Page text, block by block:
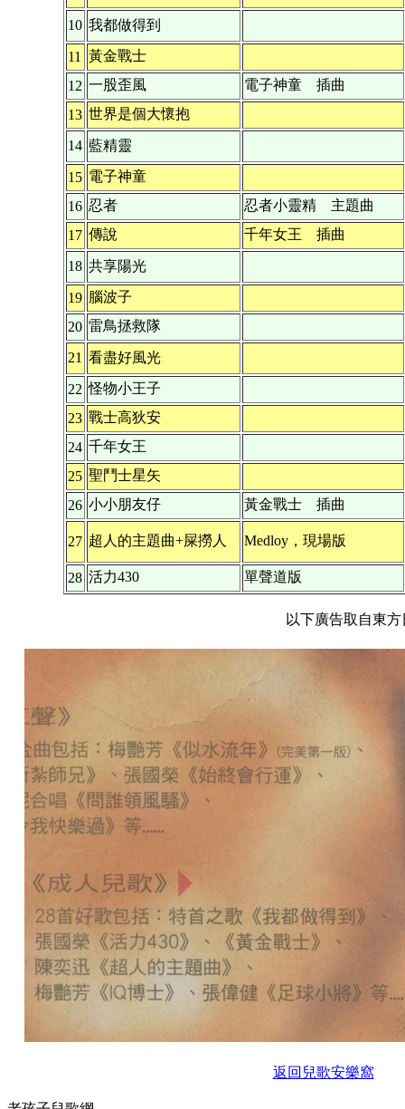
10 我都做得到
11
黃金戰士
12 一股歪風
電子神童 插曲
13 世界是個大懷抱
14 藍精靈
15 電子神童
16 忍者
忍者小靈精 主題曲
17 傳說 千年女王 插曲
18 共享陽光
19 腦波子
20 雷鳥拯救隊
21 看盡好風光
22 怪物小王子
23 戰士高狄安
24 千年女王
25 聖鬥士星矢
26 小小朋友仔 黃金戰士 插曲
27 超人的主題曲+屎撈人 Medloy，現場版
28 活力430 單聲道版
以下廣告取自東方
返回兒歌安樂窩